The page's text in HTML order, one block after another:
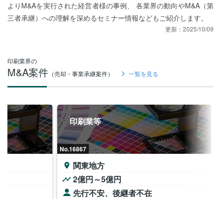
よりM&Aを実行された経営者様の事例、 各業界の動向やM&A（第
三者承継）への理解を深めるセミナー情報などもご紹介します。
更新： 2025/10/09
印刷業界の
M&A案件 （売却・事業承継案件） 一覧を見る
No.16867
印刷業等
関東地方
2億円～5億円
先行不安、後継者不在